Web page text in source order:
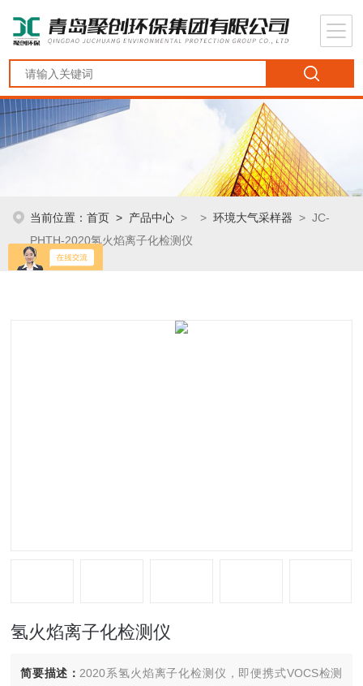
当前位置：首页 > 产品中心 > >环境大气采样器 > JC-
PHTH-2020氢火焰离子化检测仪
氢火焰离子化检测仪
简要描述： 2020系氢火焰离子化检测仪，即便携式VOCS检测